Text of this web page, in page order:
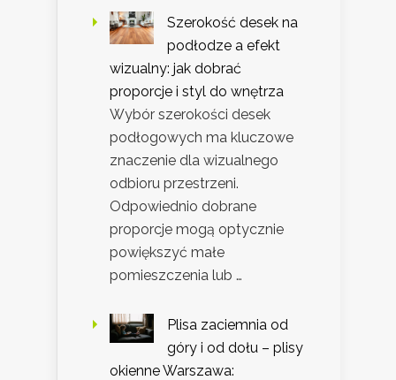
Szerokość desek na
podłodze a efekt
wizualny: jak dobrać
proporcje i styl do wnętrza
Wybór szerokości desek
podłogowych ma kluczowe
znaczenie dla wizualnego
odbioru przestrzeni.
Odpowiednio dobrane
proporcje mogą optycznie
powiększyć małe
pomieszczenia lub …
Plisa zaciemnia od
góry i od dołu – plisy
okienne Warszawa: